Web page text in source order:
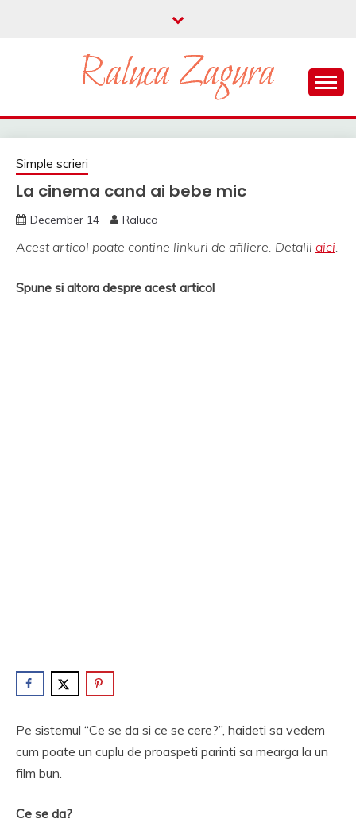
RALUCA ZAGURA
Simple scrieri
La cinema cand ai bebe mic
December 14 Raluca
Acest articol poate contine linkuri de afiliere. Detalii aici.
Spune si altora despre acest articol
Pe sistemul “Ce se da si ce se cere?”, haideti sa vedem
cum poate un cuplu de proaspeti parinti sa mearga la un
film bun.
Ce se da?